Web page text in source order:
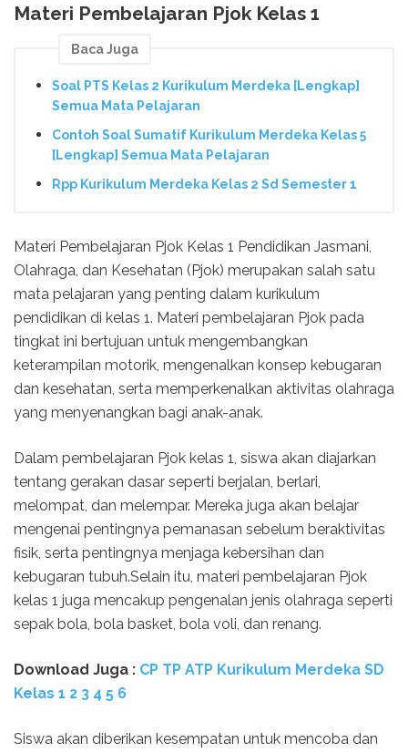
Materi Pembelajaran Pjok Kelas 1
Baca Juga
Soal PTS Kelas 2 Kurikulum Merdeka [Lengkap]
Semua Mata Pelajaran
Contoh Soal Sumatif Kurikulum Merdeka Kelas 5
[Lengkap] Semua Mata Pelajaran
Rpp Kurikulum Merdeka Kelas 2 Sd Semester 1
Materi Pembelajaran Pjok Kelas 1 Pendidikan Jasmani,
Olahraga, dan Kesehatan (Pjok) merupakan salah satu
mata pelajaran yang penting dalam kurikulum
pendidikan di kelas 1. Materi pembelajaran Pjok pada
tingkat ini bertujuan untuk mengembangkan
keterampilan motorik, mengenalkan konsep kebugaran
dan kesehatan, serta memperkenalkan aktivitas olahraga
yang menyenangkan bagi anak-anak.
Dalam pembelajaran Pjok kelas 1, siswa akan diajarkan
tentang gerakan dasar seperti berjalan, berlari,
melompat, dan melempar. Mereka juga akan belajar
mengenai pentingnya pemanasan sebelum beraktivitas
fisik, serta pentingnya menjaga kebersihan dan
kebugaran tubuh.Selain itu, materi pembelajaran Pjok
kelas 1 juga mencakup pengenalan jenis olahraga seperti
sepak bola, bola basket, bola voli, dan renang.
Download Juga : CP TP ATP Kurikulum Merdeka SD
Kelas 1 2 3 4 5 6
Siswa akan diberikan kesempatan untuk mencoba dan